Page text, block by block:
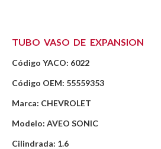
TUBO VASO DE EXPANSION
Código YACO: 6022
Código OEM: 55559353
Marca: CHEVROLET
Modelo: AVEO SONIC
Cilindrada: 1.6